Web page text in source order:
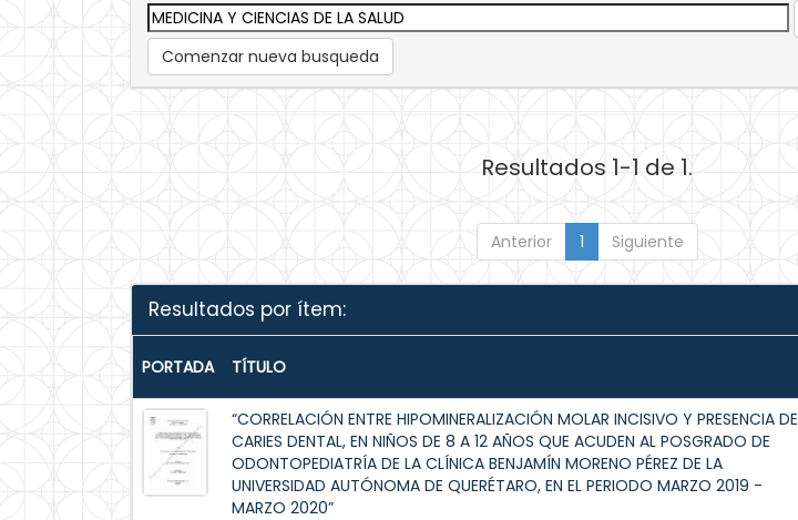
Comenzar nueva busqueda
Resultados 1-1 de 1.
Anterior 1 Siguiente
Resultados por ítem:
PORTADA TÍTULO
“CORRELACIÓN ENTRE HIPOMINERALIZACIÓN MOLAR INCISIVO Y PRESENCIA DE
CARIES DENTAL, EN NIÑOS DE 8 A 12 AÑOS QUE ACUDEN AL POSGRADO DE
ODONTOPEDIATRÍA DE LA CLÍNICA BENJAMÍN MORENO PÉREZ DE LA
UNIVERSIDAD AUTÓNOMA DE QUERÉTARO, EN EL PERIODO MARZO 2019 -
MARZO 2020”